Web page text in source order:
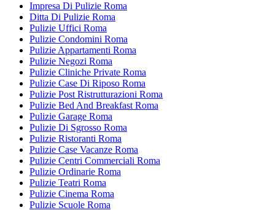
Impresa Di Pulizie Roma
Ditta Di Pulizie Roma
Pulizie Uffici Roma
Pulizie Condomini Roma
Pulizie Appartamenti Roma
Pulizie Negozi Roma
Pulizie Cliniche Private Roma
Pulizie Case Di Riposo Roma
Pulizie Post Ristrutturazioni Roma
Pulizie Bed And Breakfast Roma
Pulizie Garage Roma
Pulizie Di Sgrosso Roma
Pulizie Ristoranti Roma
Pulizie Case Vacanze Roma
Pulizie Centri Commerciali Roma
Pulizie Ordinarie Roma
Pulizie Teatri Roma
Pulizie Cinema Roma
Pulizie Scuole Roma